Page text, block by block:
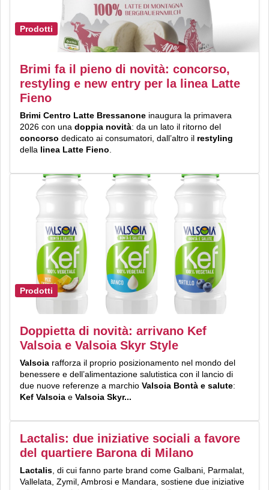
Prodotti
Brimi fa il pieno di novità: concorso,
restyling e new entry per la linea Latte
Fieno
Brimi Centro Latte Bressanone inaugura la primavera
2026 con una doppia novità: da un lato il ritorno del
concorso dedicato ai consumatori, dall’altro il restyling
della linea Latte Fieno
Prodotti
Doppietta di novità: arrivano Kef
Valsoia e Valsoia Skyr Style
Valsoia rafforza il proprio posizionamento nel mondo del
benessere e dell’alimentazione salutistica con il lancio di
due nuove referenze a marchio Valsoia Bontà e salute:
Kef Valsoia e Valsoia Skyr...
Lactalis: due iniziative sociali a favore
del quartiere Barona di Milano
Lactalis , di cui fanno parte brand come Galbani, Parmalat,
Vallelata, Zymil, Ambrosi e Mandara, sostiene due iniziative